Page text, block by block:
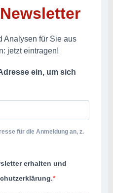
Analysen für Sie aus
jetzt eintragen!
ein, um sich
für die Anmeldung an, z.
erhalten und